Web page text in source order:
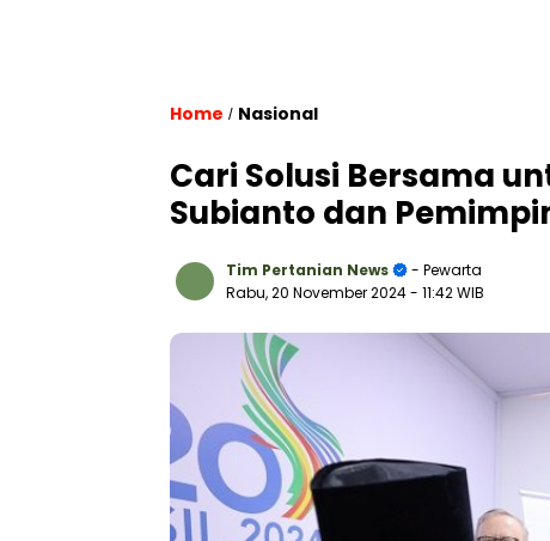
Home / Nasional
Cari Solusi Bersama
Subianto dan
Tim Pertanian News
- Pewarta
Rabu, 20 November 2024- 11:42 WIB